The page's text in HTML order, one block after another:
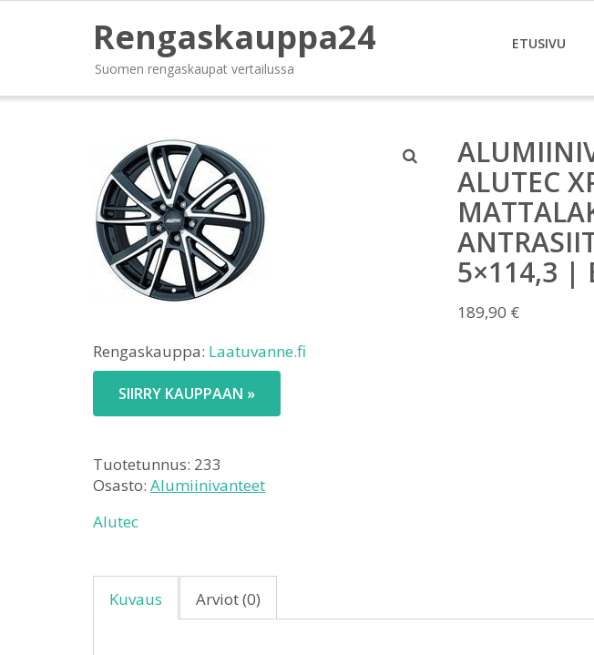
Rengaskauppa24
Suomen rengaskaupat vertailussa
ETUSIVU
ALUTEC
5×114,3 |
189,90 €
Rengaskauppa: Laatuvanne.fi
SIIRRY KAUPPAAN »
Tuotetunnus: 233
Osasto: Alumiinivanteet
Alutec
Kuvaus Arviot (0)